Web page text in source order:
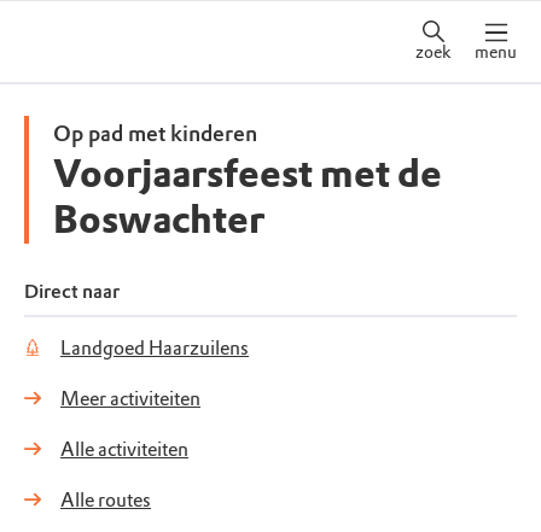
zoek menu
Op pad met kinderen
Voorjaarsfeest met de
Boswachter
Direct naar
Landgoed Haarzuilens
Meer activiteiten
Alle activiteiten
Alle routes